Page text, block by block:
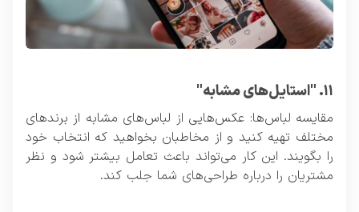
۱۱. "استایل‌های مشابه"
مقایسه لباس‌ها: عکس‌هایی از لباس‌های مشابه از برندهای
مختلف تهیه کنید و از مخاطبان بخواهید که انتخاب خود
را بگویند. این کار می‌تواند باعث تعامل بیشتر شود و نظر
مشتریان را درباره طراحی‌های شما جلب کند.